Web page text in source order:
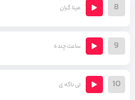
8 مینا گیان
9 ساعت چنده
10 تی ناگه ی